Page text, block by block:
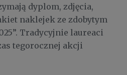
dyplom, zdjęcia,
naklejek ze zdobytym
Tradycyjnie laureaci
tegorocznej akcji